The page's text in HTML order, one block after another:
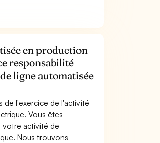
en production
responsabilité
ligne automatisée
de l'exercice de l'activité
Vous êtes
votre activité de
Nous trouvons